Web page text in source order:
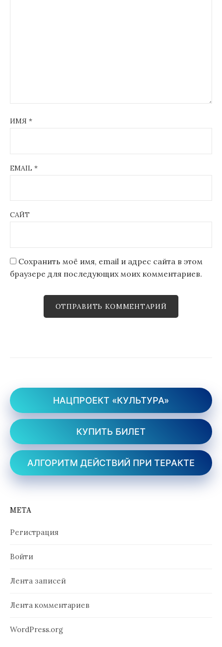
ИМЯ *
EMAIL *
САЙТ
Сохранить моё имя, email и адрес сайта в этом
браузере для последующих моих комментариев.
НАЦПРОЕКТ «КУЛЬТУРА»
КУПИТЬ БИЛЕТ
АЛГОРИТМ ДЕЙСТВИЙ ПРИ ТЕРАКТЕ
МЕТА
Регистрация
Войти
Лента записей
Лента комментариев
WordPress.org